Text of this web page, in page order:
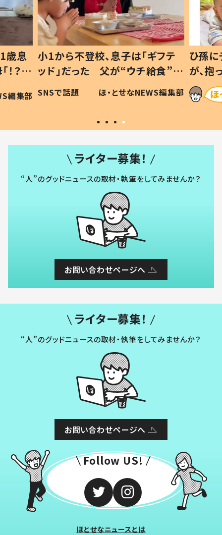
歳息
？」
編集部
小1から不登校、息子は「ギフテ
ッド」だった 父が“ウチ給食”を
作り続ける理由とは #令和の親
#令和の子
SNSで話題 ほ・とせなNEWS編集部
ひ孫
が、
「涙が
い」
ライター募集！
“人”のグッドニュースの取材・執筆をしてみませんか？
お問い合わせページへ
ライター募集！
“人”のグッドニュースの取材・執筆をしてみませんか？
お問い合わせページへ
Follow US!
ほとせなニュースとは